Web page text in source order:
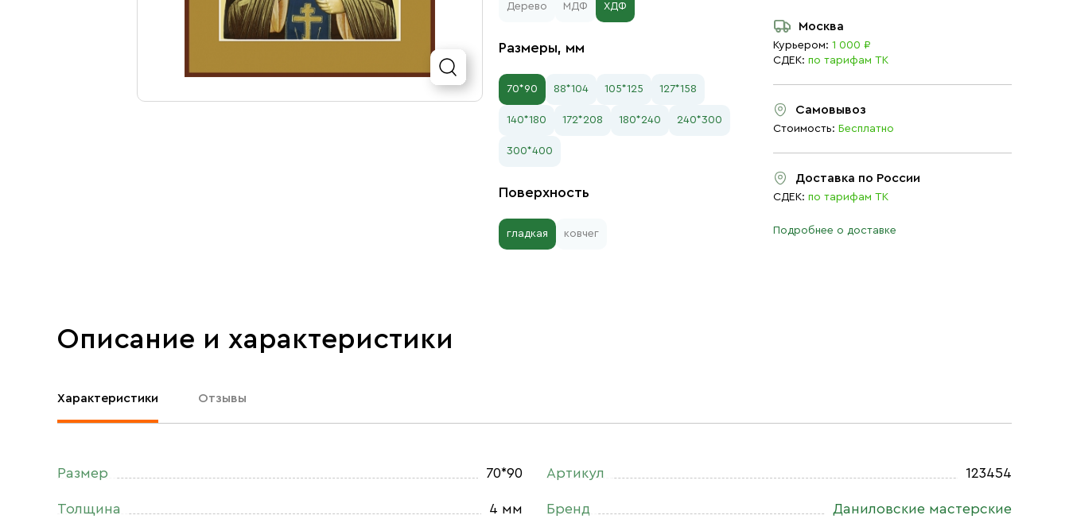
Дерево МДФ ХДФ
Размеры, мм
70*90 88*104 105*125 127*158
140*180 172*208 180*240 240*300
300*400
Поверхность
гладкая ковчег
Москва
Курьером: 1 000 ₽
СДЕК: по тарифам ТК
Самовывоз
Стоимость: Бесплатно
Доставка по России
СДЕК: по тарифам ТК
Подробнее о доставке
Описание и характеристики
Характеристики Отзывы
Размер 70*90
Толщина 4 мм
Артикул 123454
Бренд Даниловские мастерские